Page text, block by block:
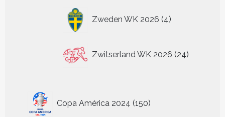
Zweden WK 2026 4
producten
Zwitserland WK 2026 24
producten
Copa América 2024 150
producten